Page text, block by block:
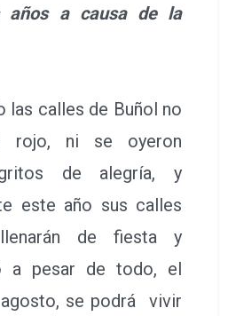
años a causa de la
las calles de Buñol no
rojo, ni se oyeron
de alegría, y
este año sus calles
de fiesta y
a pesar de todo, el
se podrá vivir